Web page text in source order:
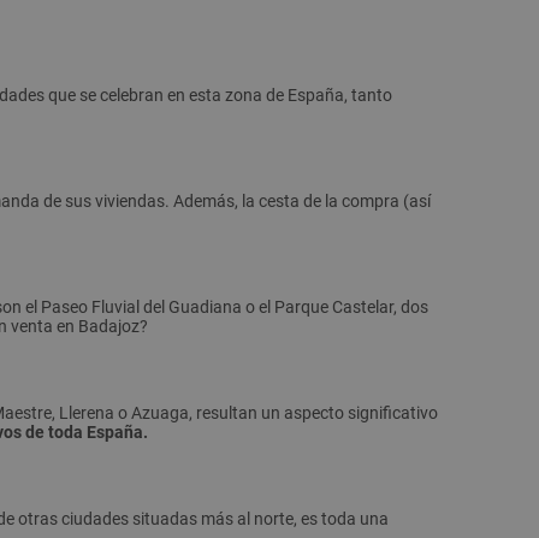
que se celebran en esta zona de España, tanto
de sus viviendas. Además, la cesta de la compra (así
el Paseo Fluvial del Guadiana o el Parque Castelar, dos
venta en Badajoz?
Llerena o Azuaga, resultan un aspecto significativo
de toda España.
otras ciudades situadas más al norte, es toda una